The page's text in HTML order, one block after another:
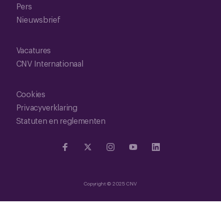
Pers
Nieuwsbrief
Vacatures
CNV Internationaal
Cookies
Privacyverklaring
Statuten en reglementen
Copyright © 2025 CNV